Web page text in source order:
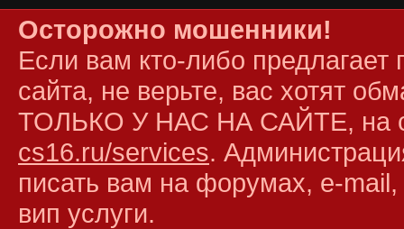
Осторожно мошенники!
Если вам кто-либо
сайта, не верьте, вас хотят
ТОЛЬКО У НАС НА САЙТЕ, на
cs16.ru/services.
писать вам на форумах, e-mail,
вип услуги.